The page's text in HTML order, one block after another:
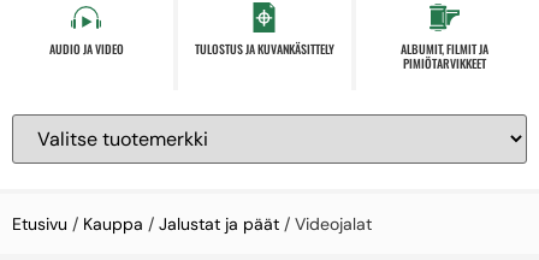
AUDIO JA VIDEO TULOSTUS JA KUVANKÄSITTELY
ALBUMIT, FILMIT JA
PIMIÖTARVIKKEET
Etusivu / Kauppa / Jalustat ja päät / Videojalat